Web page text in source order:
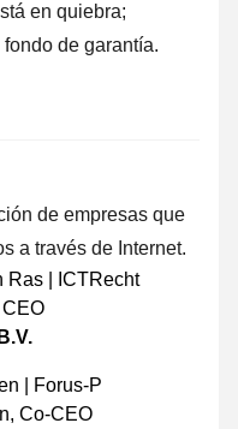
en quiebra;
de garantía.
de empresas que
a través de Internet.
CEO
, Co-CEO